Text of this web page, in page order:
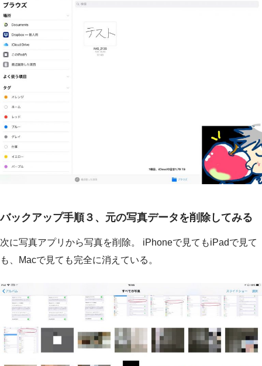
バックアップ手順３、元の写真データを削除してみる
次に写真アプリから写真を削除。 iPhoneで見てもiPadで見て
も、Macで見ても完全に消えている。